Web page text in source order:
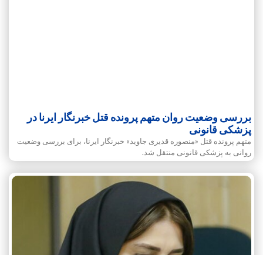
بررسی وضعیت روان متهم پرونده قتل خبرنگار ایرنا در
پزشکی قانونی
متهم پرونده قتل «منصوره قدیری جاوید» خبرنگار ایرنا، برای بررسی وضعیت
روانی به پزشکی قانونی منتقل شد.